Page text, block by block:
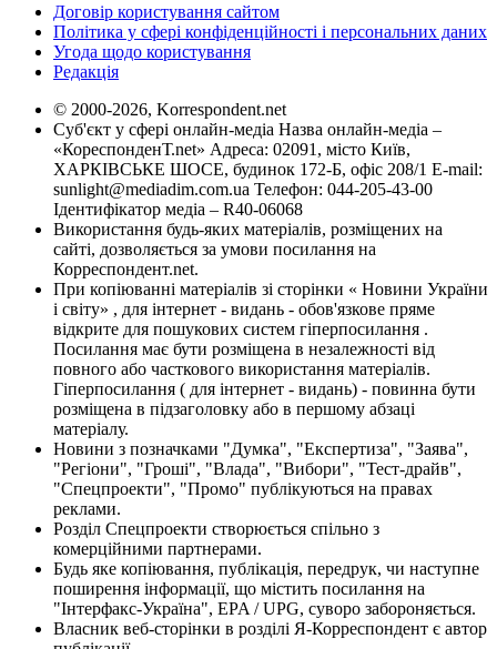
Договір користування сайтом
Політика у сфері конфіденційності і персональних даних
Угода щодо користування
Редакція
© 2000-2026, Korrespondent.net
Суб'єкт у сфері онлайн-медіа Назва онлайн-медіа –
«КореспонденТ.net» Адреса: 02091, місто Київ,
ХАРКІВСЬКЕ ШОСЕ, будинок 172-Б, офіс 208/1 E-mail:
sunlight@mediadim.com.ua Телефон: 044-205-43-00
Ідентифікатор медіа – R40-06068
Використання будь-яких матеріалів, розміщених на
сайті, дозволяється за умови посилання на
Корреспондент.net.
При копіюванні матеріалів зі сторінки « Новини України
і світу» , для інтернет - видань - обов'язкове пряме
відкрите для пошукових систем гіперпосилання .
Посилання має бути розміщена в незалежності від
повного або часткового використання матеріалів.
Гіперпосилання ( для інтернет - видань) - повинна бути
розміщена в підзаголовку або в першому абзаці
матеріалу.
Новини з позначками "Думка", "Експертиза", "Заява",
"Регіони", "Гроші", "Влада", "Вибори", "Тест-драйв",
"Спецпроекти", "Промо" публікуються на правах
реклами.
Розділ Спецпроекти створюється спільно з
комерційними партнерами.
Будь яке копіювання, публікація, передрук, чи наступне
поширення інформації, що містить посилання на
"Інтерфакс-Україна", EPA / UPG, суворо забороняється.
Власник веб-сторінки в розділі Я-Корреспондент є автор